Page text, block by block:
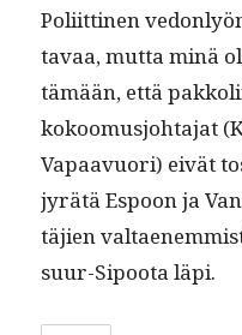
Poli­it­ti­nen
tavaa, mut­ta minä
tämään, että
kokoomusjo­hta­jat
Vapaavuori) eivät
jyrätä Espoon ja
täjien
suur-Sipoo­ta läpi.